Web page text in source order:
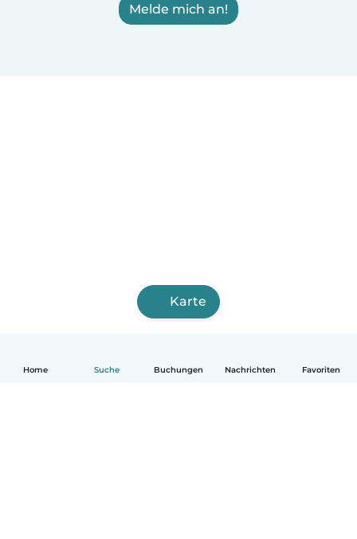
Home Suche Buchungen Nachrichten Favoriten
Melde mich an!
Karte